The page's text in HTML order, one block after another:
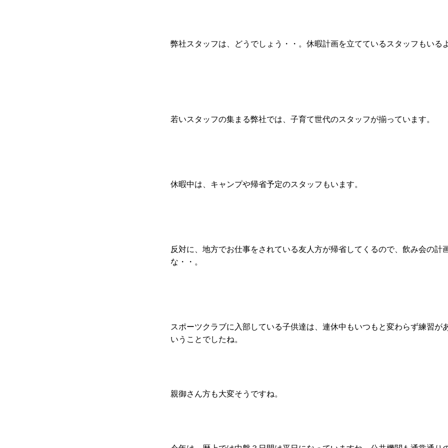
弊社スタッフは、どうでしょう・・。休暇計画を立てているスタッフもいる
若いスタッフの集まる弊社では、子育て世代のスタッフが揃っています。
休暇中は、キャンプや帰省予定のスタッフもいます。
反対に、地方でお仕事をされている友人方が帰省してくるので、飲み会の計
な・・。
スポーツクラブに入部している子供達は、連休中もいつもと変わらず練習が
いうことでしたね。
親御さん方も大変そうですね。